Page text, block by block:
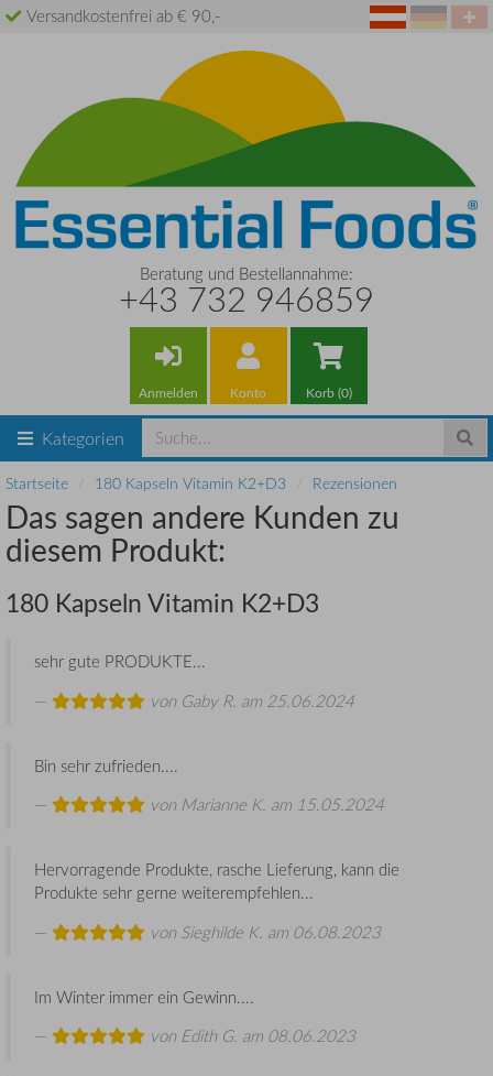
Versandkostenfrei ab € 90,-
Beratung und Bestellannahme:
+43 732 946859
Anmelden Konto Korb (0)
Kategorien
Startseite 180 Kapseln Vitamin K2+D3 Rezensionen
Das sagen andere Kunden zu
diesem Produkt:
180 Kapseln Vitamin K2+D3
sehr gute PRODUKTE...
von Gaby R. am 25.06.2024
Bin sehr zufrieden....
von Marianne K. am 15.05.2024
Hervorragende Produkte, rasche Lieferung, kann die
Produkte sehr gerne weiterempfehlen...
von Sieghilde K. am 06.08.2023
Im Winter immer ein Gewinn....
von Edith G. am 08.06.2023